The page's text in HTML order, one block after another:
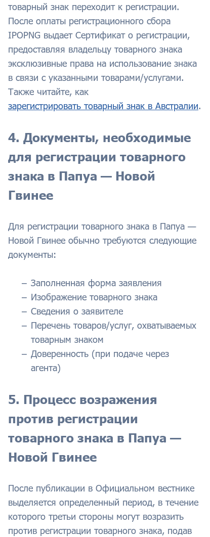
товарный знак переходит к регистрации.
После оплаты регистрационного сбора
IPOPNG выдает Сертификат о регистрации,
предоставляя владельцу товарного знака
эксклюзивные права на использование знака
в связи с указанными товарами/услугами.
Также читайте, как
зарегистрировать товарный знак в Австралии.
4. Документы, необходимые
для регистрации товарного
знака в Папуа — Новой
Гвинее
Для регистрации товарного знака в Папуа —
Новой Гвинее обычно требуются следующие
документы:
Заполненная форма заявления
Изображение товарного знака
Сведения о заявителе
Перечень товаров/услуг, охватываемых
товарным знаком
Доверенность (при подаче через
агента)
5. Процесс возражения
против регистрации
товарного знака в Папуа —
Новой Гвинее
После публикации в Официальном вестнике
выделяется определенный период, в течение
которого третьи стороны могут возразить
против регистрации товарного знака, подав